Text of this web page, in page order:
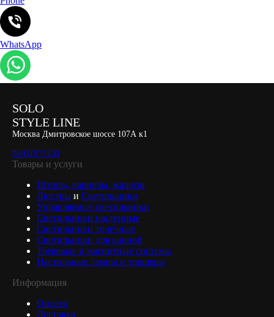
WhatsApp
SOLO
STYLE LINE
Москва Дмитровское шоссе 107А к1
84951977330
Товары и услуги
Шторы, карнизы, жалюзи
Люстры и Светильники
Управляемые светильники
Светильники настенные
Светильники точечные
Светильники для ванной
Трековые и магнитные системы
Настольные лампы и торшеры
Информация
Оплата
Доставка